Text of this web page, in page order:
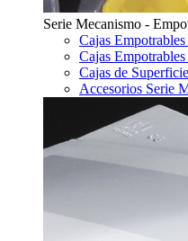
Serie Mecanismo -
Cajas
Cajas
Cajas de
Accesorios Serie